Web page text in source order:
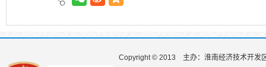
Copyright © 2013
主办：淮南经济技术开发